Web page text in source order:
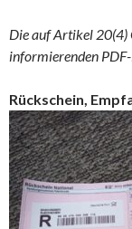
Die auf Artikel 20(4)
informierenden
Rückschein,